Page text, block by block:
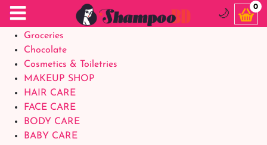
Food Supplements
Baby Foods
Groceries
Chocolate
Cosmetics & Toiletries
MAKEUP SHOP
HAIR CARE
FACE CARE
BODY CARE
BABY CARE
🌙
0